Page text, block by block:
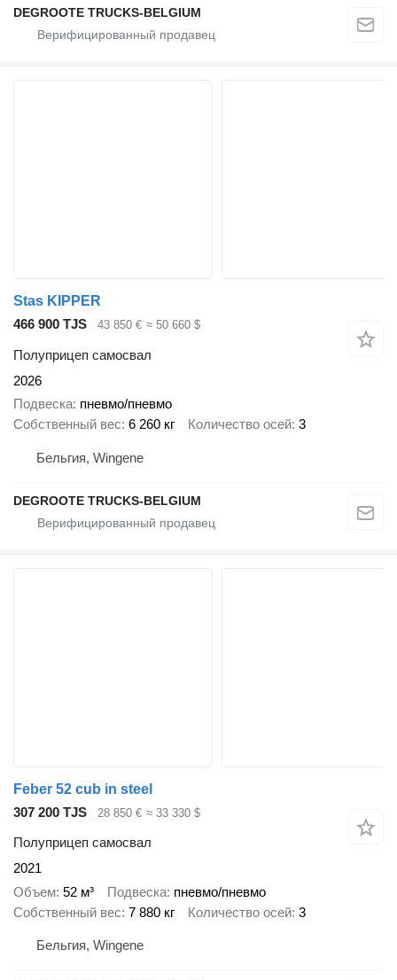
DEGROOTE TRUCKS-BELGIUM
Stas KIPPER
466 900 TJS
43 850 € ≈ 50 660 $
Полуприцеп самосвал
2026
Подвеска пневмо/пневмо
Собственный вес 6 260 кг Количество осей 3
Бельгия, Wingene
DEGROOTE TRUCKS-BELGIUM
Feber 52 cub in steel
307 200 TJS
28 850 € ≈ 33 330 $
Полуприцеп самосвал
2021
Объем 52 м³ Подвеска пневмо/пневмо
Собственный вес 7 880 кг Количество осей 3
Бельгия, Wingene